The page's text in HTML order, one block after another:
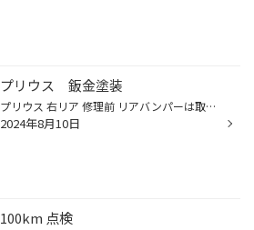
プリウス 鈑金塗装
プリウス 右リア 修理前 リアバンパーは取り付け部が切れていて、 修理は不可能でした。 右リアフェンダー部も本来は 交換での作業が必要でした。 今回は仕上げりの良さより 予算重視で修理しました。 修理後 バンパーは交換しました。 フェンダーは鈑金・塗装と通常より パテを厚めで修復しました...
2024年8月10日
100km 点検